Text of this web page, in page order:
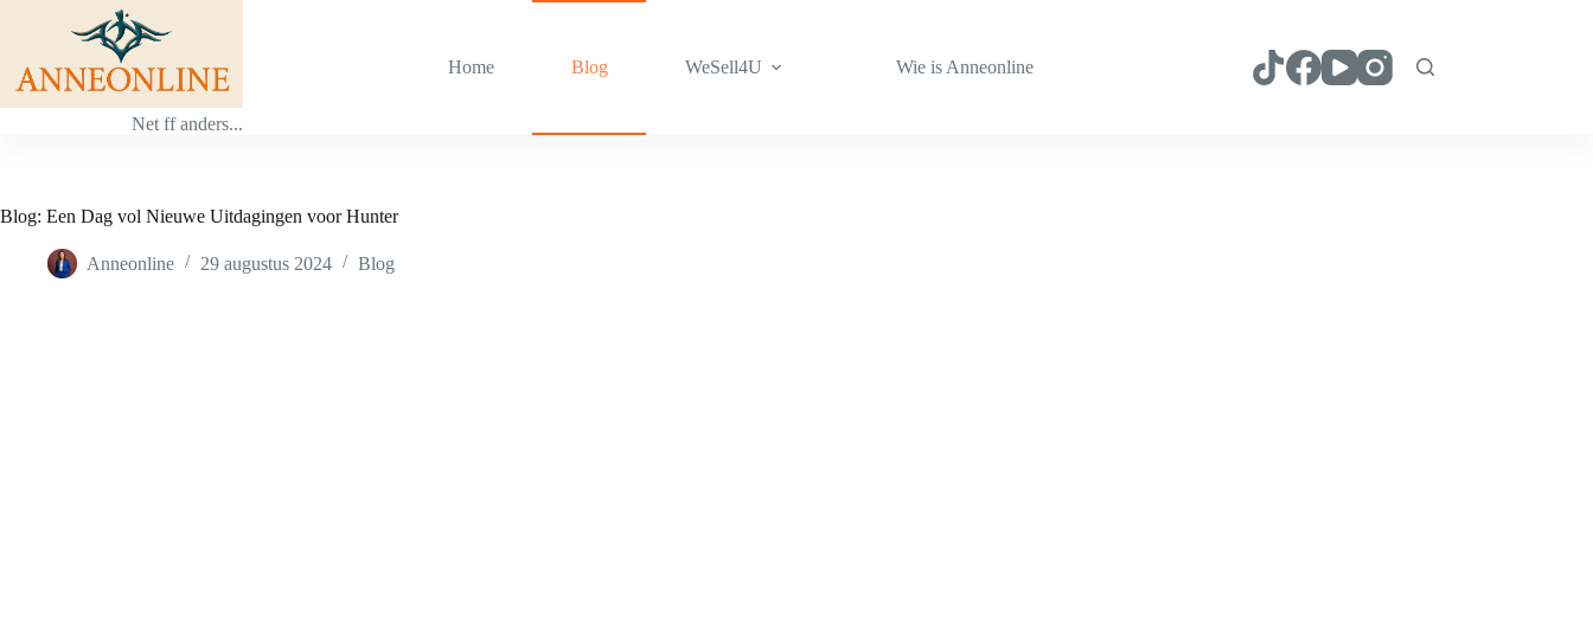
inhoud
Net ff anders...
Home Blog WeSell4U Wie is Anneonline
Blog: Een Dag vol Nieuwe Uitdagingen voor Hunter
Anneonline 29 augustus 2024 Blog